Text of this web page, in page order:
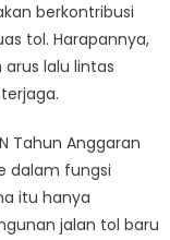
berkontribusi
tol. Harapannya,
lalu lintas
Tahun Anggaran
dalam fungsi
itu hanya
jalan tol baru